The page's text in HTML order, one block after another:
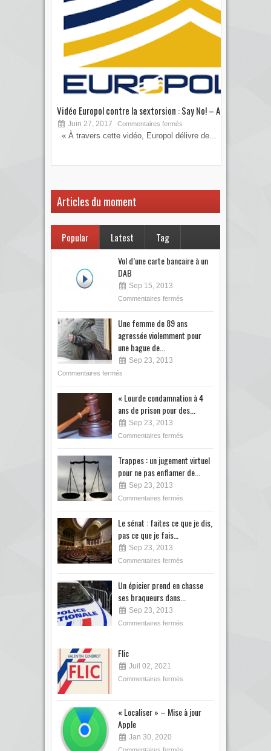
Vidéo Europol contre la sextorsion : Say No! – A...
Juin 27, 2017 Commentaires fermés
« À travers cette vidéo, Europol délivre de...
Articles du moment
Popular Latest Tag
Vol d’une carte bancaire à un
DAB
Sep 15, 2013
Commentaires fermés
Une femme de 89 ans
agressée violemment pour
une bague de...
Sep 23, 2013
Commentaires fermés
« Lourde condamnation à 4
ans de prison pour des...
Sep 23, 2013
Commentaires fermés
Trappes : un jugement virtuel
pour ne pas enflamer de...
Sep 23, 2013
Commentaires fermés
Le sénat : faites ce que je dis,
pas ce que je fais…
Sep 23, 2013
Commentaires fermés
Un épicier prend en chasse
ses braqueurs dans...
Sep 23, 2013
Commentaires fermés
Flic
Juil 02, 2021
Commentaires fermés
« Localiser » – Mise à jour
Apple
Jan 30, 2020
Commentaires fermés